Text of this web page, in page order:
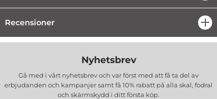
Recensioner
Nyhetsbrev
Gå med i vårt nyhetsbrev och var först med att få ta del av
erbjudanden och kampanjer samt få 10% rabatt på alla skal, fodral
och skärmskydd i ditt första köp.